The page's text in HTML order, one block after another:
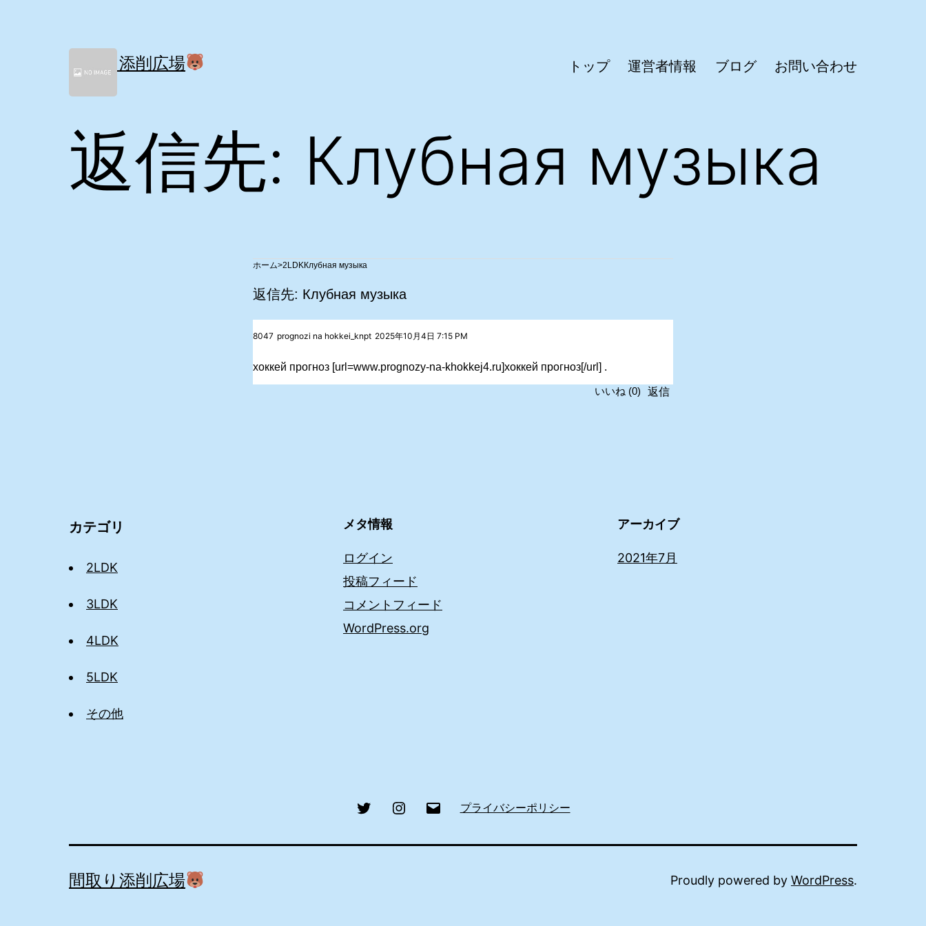
間取り添削広場 トップ 運営者情報 ブログ お問い合わせ
返信先: Клубная музыка
>2LDKКлубная музыка
返信先: Клубная музыка
8047 prognozi na hokkei_knpt 2025年10月4日 7:15 PM
хоккей прогноз [url=www.prognozy-na-khokkej4.ru]хоккей прогноз[/url] .
返信
いいね (0)
カテゴリ
2LDK
3LDK
4LDK
5LDK
その他
メタ情報
ログイン
投稿フィード
コメントフィード
WordPress.org
アーカイブ
2021年7月
Twitter Instagram プライバシーポリシー
間取り添削広場 Proudly powered by WordPress.